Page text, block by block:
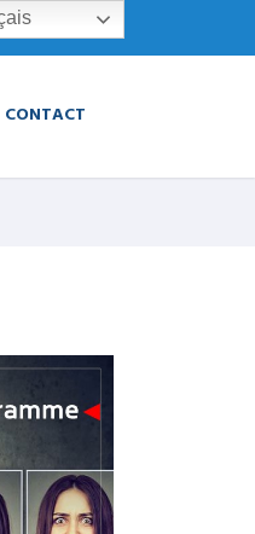
CONTACT